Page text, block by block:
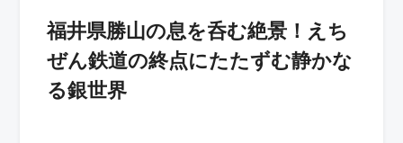
福井県勝山の息を呑む絶景！えち
ぜん鉄道の終点にたたずむ静かな
る銀世界